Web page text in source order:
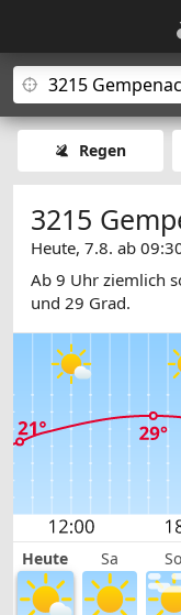
Regen
3215
Heute, 7.8. ab
Ab 9 Uhr ziemlich
und 29 Grad.
Heute Sa So